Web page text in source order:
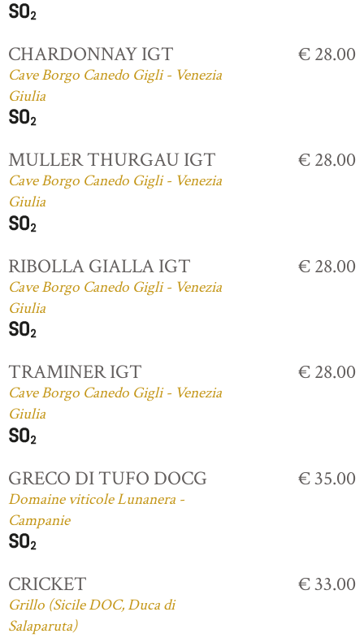
CHARDONNAY IGT
Cave Borgo Canedo Gigli - Venezia
Giulia
€ 28.00
MULLER THURGAU IGT
Cave Borgo Canedo Gigli - Venezia
Giulia
€ 28.00
RIBOLLA GIALLA IGT
Cave Borgo Canedo Gigli - Venezia
Giulia
€ 28.00
TRAMINER IGT
Cave Borgo Canedo Gigli - Venezia
Giulia
€ 28.00
GRECO DI TUFO DOCG
Domaine viticole Lunanera -
Campanie
€ 35.00
CRICKET
Grillo (Sicile DOC, Duca di
Salaparuta)
€ 33.00